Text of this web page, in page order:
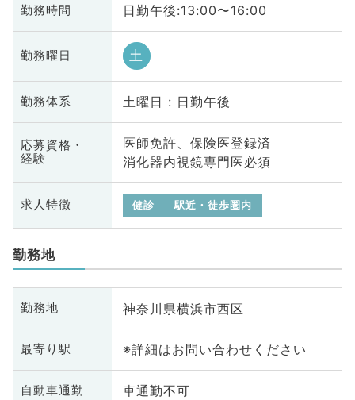
勤務時間 日勤午後:13:00〜16:00
勤務曜日 土
勤務体系 土曜日 : 日勤午後
応募資格・
経験
医師免許、保険医登録済
消化器内視鏡専門医必須
求人特徴 健診 駅近・徒歩圏内
勤務地
勤務地 神奈川県横浜市西区
最寄り駅 ※詳細はお問い合わせください
自動車通勤 車通勤不可